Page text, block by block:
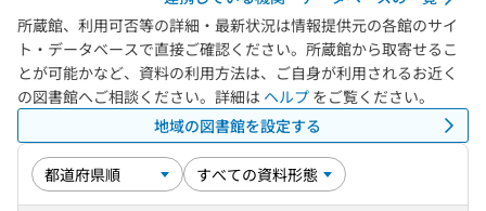
所蔵館、利用可否等の詳細・最新状況は情報提供元の各館のサイ
ト・データベースで直接ご確認ください。所蔵館から取寄せるこ
とが可能かなど、資料の利用方法は、ご自身が利用されるお近く
の図書館へご相談ください。詳細は ヘルプ をご覧ください。
地域の図書館を設定する